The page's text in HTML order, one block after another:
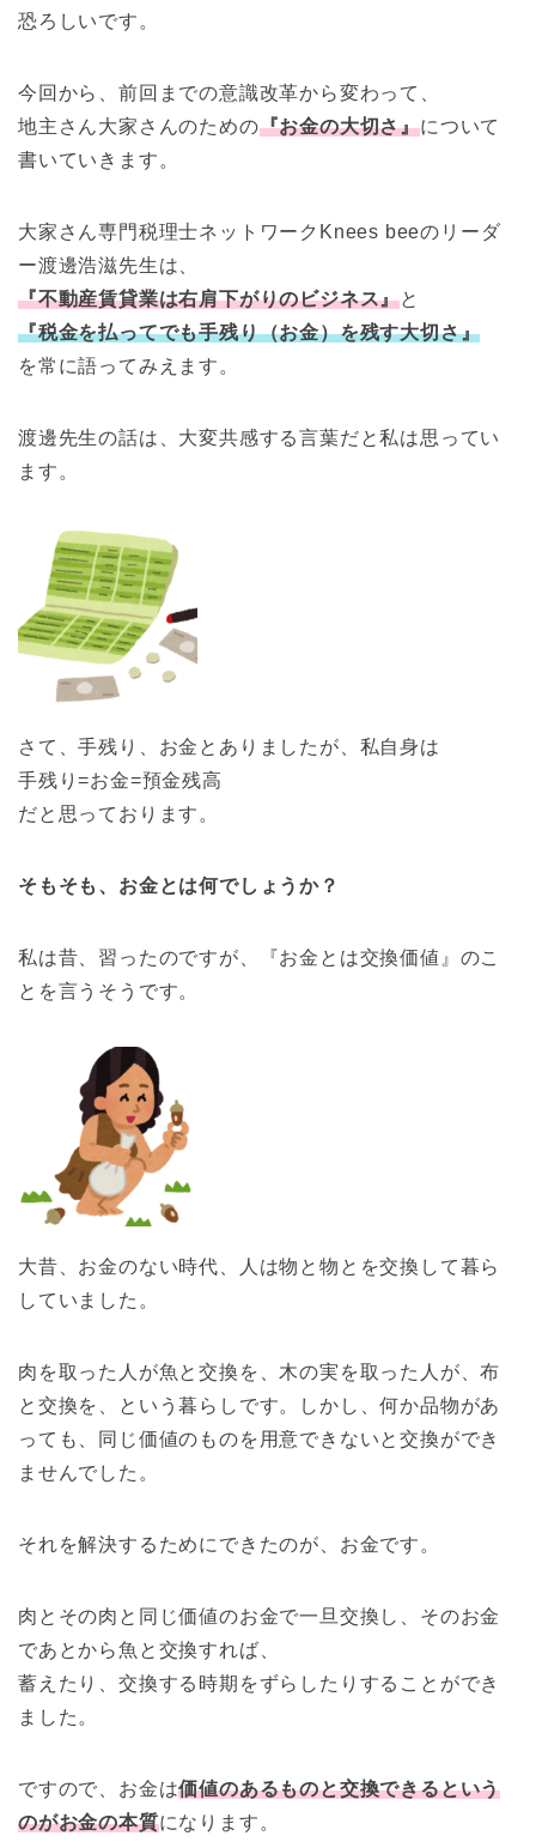
恐ろしいです。
今回から、前回までの意識改革から変わって、
地主さん大家さんのための『お金の大切さ』について
書いていきます。
大家さん専門税理士ネットワークKnees beeのリーダ
ー渡邊浩滋先生は、
『不動産賃貸業は右肩下がりのビジネス』と
『税金を払ってでも手残り（お金）を残す大切さ』
を常に語ってみえます。
渡邊先生の話は、大変共感する言葉だと私は思ってい
ます。
さて、手残り、お金とありましたが、私自身は
手残り=お金=預金残高
だと思っております。
そもそも、お金とは何でしょうか？
私は昔、習ったのですが、『お金とは交換価値』のこ
とを言うそうです。
大昔、お金のない時代、人は物と物とを交換して暮ら
していました。
肉を取った人が魚と交換を、木の実を取った人が、布
と交換を、という暮らしです。しかし、何か品物があ
っても、同じ価値のものを用意できないと交換ができ
ませんでした。
それを解決するためにできたのが、お金です。
肉とその肉と同じ価値のお金で一旦交換し、そのお金
であとから魚と交換すれば、
蓄えたり、交換する時期をずらしたりすることができ
ました。
ですので、お金は価値のあるものと交換できるという
のがお金の本質になります。